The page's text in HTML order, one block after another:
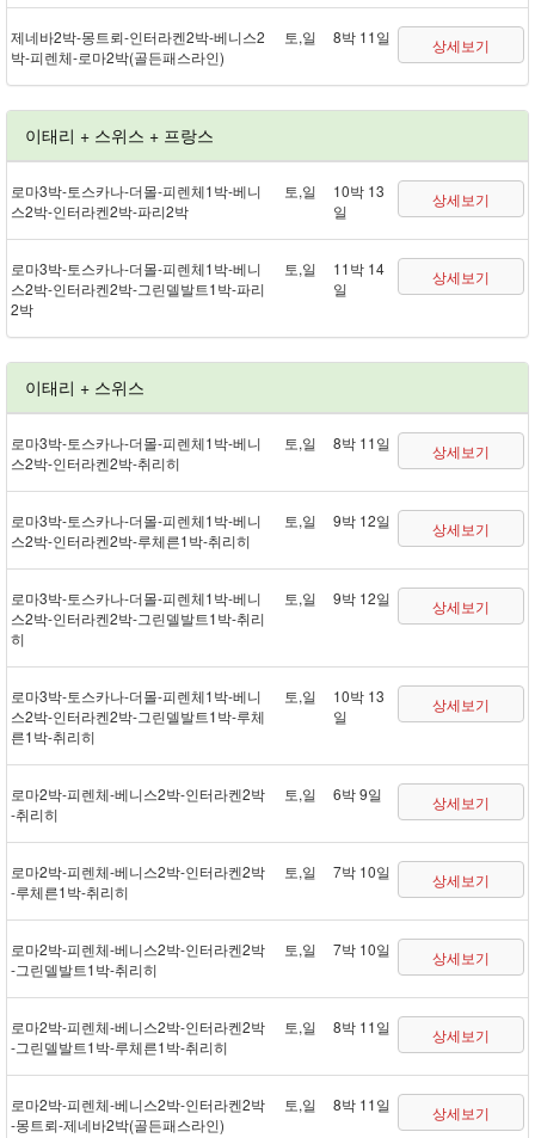
제네바 2박 - 몽트뢰 - 인터라켄 2박 - 베니스 2
박 - 피렌체 - 로마 2박(골든패스 라인)
토,일 8박 11일 상세보기
이태리 + 스위스 + 프랑스
로마 3박 - 토스카나 - 더몰 - 피렌체 1박 - 베니
스 2박 - 인터라켄 2박 - 파리 2박
토,일
10박 13
일
상세보기
로마 3박 - 토스카나 - 더몰 - 피렌체 1박 - 베니
스 2박 - 인터라켄 2박 - 그린델발트 1박 - 파리
2박
토,일
11박 14
일
상세보기
이태리 + 스위스
로마 3박 - 토스카나 - 더몰 - 피렌체 1박 - 베니
스 2박 - 인터라켄 2박 - 취리히
토,일 8박 11일 상세보기
로마 3박 - 토스카나 - 더몰 - 피렌체 1박 - 베니
스 2박 - 인터라켄 2박 - 루체른 1박 - 취리히
토,일 9박 12일 상세보기
로마 3박 - 토스카나 - 더몰 - 피렌체 1박 - 베니
스 2박 - 인터라켄 2박 - 그린델발트 1박 - 취리
히
토,일 9박 12일 상세보기
로마 3박 - 토스카나 - 더몰 - 피렌체 1박 - 베니
스 2박 - 인터라켄 2박 - 그린델발트 1박 - 루체
른 1박 - 취리히
토,일
10박 13
일
상세보기
로마 2박 - 피렌체 - 베니스 2박 - 인터라켄 2박
- 취리히
토,일 6박 9일 상세보기
로마 2박 - 피렌체 - 베니스 2박 - 인터라켄 2박
- 루체른 1박 - 취리히
토,일 7박 10일 상세보기
로마 2박 - 피렌체 - 베니스 2박 - 인터라켄 2박
- 그린델발트 1박 - 취리히
토,일 7박 10일 상세보기
로마 2박 - 피렌체 - 베니스 2박 - 인터라켄 2박
- 그린델발트 1박 - 루체른 1박 - 취리히
토,일 8박 11일 상세보기
로마 2박 - 피렌체 - 베니스 2박 - 인터라켄 2박
- 몽트뢰 - 제네바 2박(골든패스 라인)
토,일 8박 11일 상세보기